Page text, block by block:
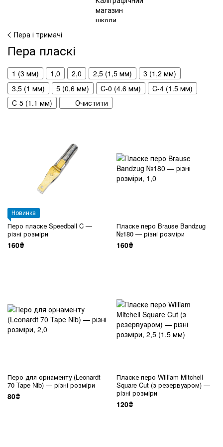
Пера і тримачі
Пера пласкі
1 (3 мм) 1,0 2,0 2,5 (1,5 мм)
3 (1,2 мм)
3,5 (1 мм)
5 (0,6 мм) C-0 (4.6 мм)
C-4 (1.5 мм)
C-5 (1.1 мм)
Очистити
Новинка
Перо пласке Speedball C —
різні розміри
160₴
Пласке перо Brause Bandzug
№180 — різні розміри
160₴
Перо для орнаменту (Leonardt
70 Tape Nib) — різні розміри
80₴
Пласке перо William Mitchell
Square Cut (з резервуаром) —
різні розміри
120₴